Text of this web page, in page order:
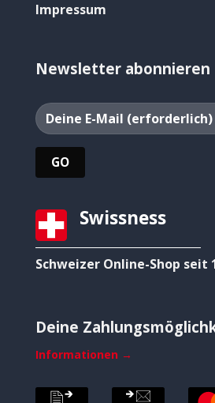
Impressum
Newsletter abonnieren
Swissness
Schweizer Online-Shop seit
Deine
Informationen →